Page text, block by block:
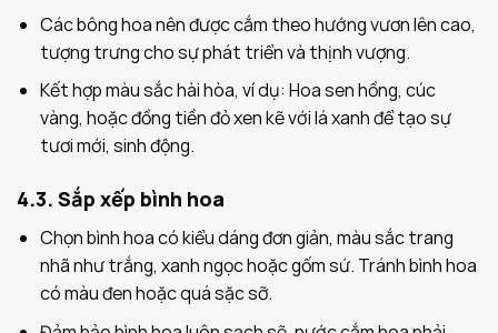
Các bông hoa nên được cắm theo hướng vươn lên cao,
tượng trưng cho sự phát triển và thịnh vượng.
Kết hợp màu sắc hài hòa, ví dụ: Hoa sen hồng, cúc
vàng, hoặc đồng tiền đỏ xen kẽ với lá xanh để tạo sự
tươi mới, sinh động.
4.3. Sắp xếp bình hoa
Chọn bình hoa có kiểu dáng đơn giản, màu sắc trang
nhã như trắng, xanh ngọc hoặc gốm sứ. Tránh bình hoa
có màu đen hoặc quá sặc sỡ.